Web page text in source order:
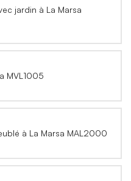
jardin à La Marsa
MVL1005
à La Marsa MAL2000